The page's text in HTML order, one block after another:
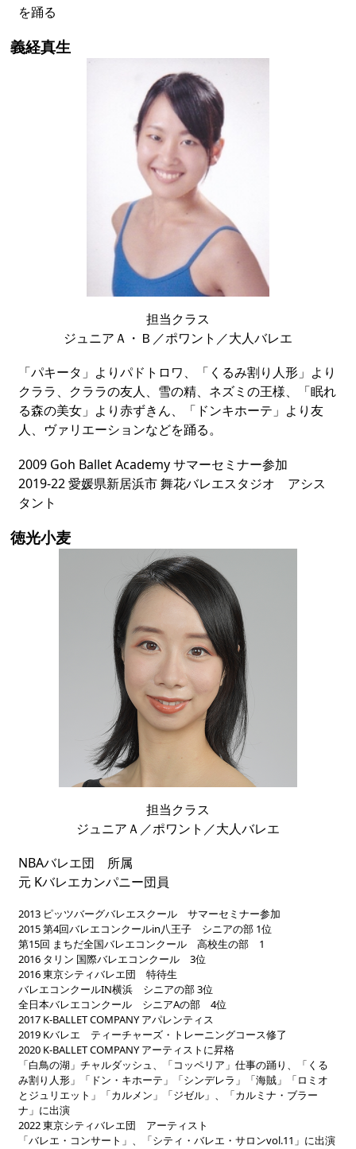
を踊る
義経真生
担当クラス
ジュニアＡ・Ｂ／ポワント／大人バレエ
「パキータ」よりパドトロワ、「くるみ割り人形」より
クララ、クララの友人、雪の精、ネズミの王様、「眠れ
る森の美女」より赤ずきん、「ドンキホーテ」より友
人、ヴァリエーションなどを踊る。
2009 Goh Ballet Academy サマーセミナー参加
2019-22 愛媛県新居浜市 舞花バレエスタジオ アシス
タント
徳光小麦
担当クラス
ジュニアＡ／ポワント／大人バレエ
NBAバレエ団 所属
元 Kバレエカンパニー団員
2013 ピッツバーグバレエスクール サマーセミナー参加
2015 第4回バレエコンクールin八王子 シニアの部 1位
第15回 まちだ全国バレエコンクール 高校生の部 1
2016 タリン 国際バレエコンクール 3位
2016 東京シティバレエ団 特待生
バレエコンクールIN横浜 シニアの部 3位
全日本バレエコンクール シニアAの部 4位
2017 K-BALLET COMPANY アパレンティス
2019 Kバレエ ティーチャーズ・トレーニングコース修了
2020 K-BALLET COMPANY アーティストに昇格
「白鳥の湖」チャルダッシュ、「コッペリア」仕事の踊り、「くる
み割り人形」「ドン・キホーテ」「シンデレラ」「海賊」「ロミオ
とジュリエット」「カルメン」「ジゼル」、「カルミナ・ブラー
ナ」に出演
2022 東京シティバレエ団 アーティスト
「バレエ・コンサート」、「シティ・バレエ・サロンvol.11」に出演